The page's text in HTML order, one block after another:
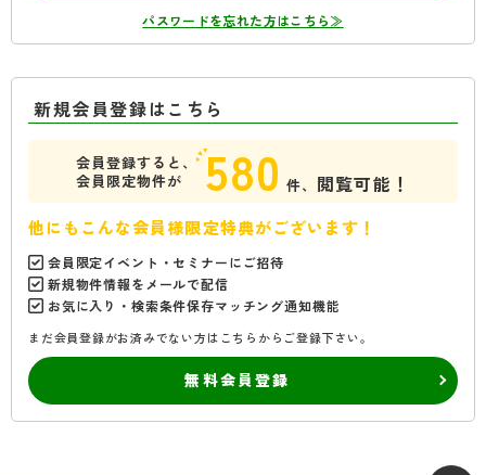
パスワードを忘れた方はこちら≫
新規会員登録はこちら
会員登録すると、
会員限定物件が
580 件、 閲覧可能！
他にもこんな会員様限定特典がございます！
会員限定イベント・セミナーにご招待
新規物件情報をメールで配信
お気に入り・検索条件保存マッチング通知機能
まだ会員登録がお済みでない方はこちらからご登録下さい。
無料会員登録